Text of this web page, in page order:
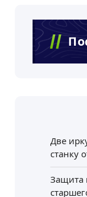
Две
станку
Защита